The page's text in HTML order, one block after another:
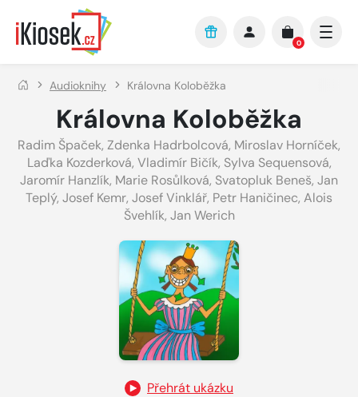
Přejít na hlavní obsah
0
Audioknihy Královna Koloběžka
Královna Koloběžka
Radim Špaček, Zdenka Hadrbolcová, Miroslav Horníček,
Laďka Kozderková, Vladimír Bičík, Sylva Sequensová,
Jaromír Hanzlík, Marie Rosůlková, Svatopluk Beneš, Jan
Teplý, Josef Kemr, Josef Vinklář, Petr Haničinec, Alois
Švehlík, Jan Werich
Přehrát ukázku